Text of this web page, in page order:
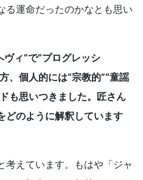
る運命だったのかなとも思い
ィ”で“プログレッシ
、個人的には“宗教的”“童謡
も思いつきました。匠さん
どのように解釈しています
考えています。もはや「ジャ